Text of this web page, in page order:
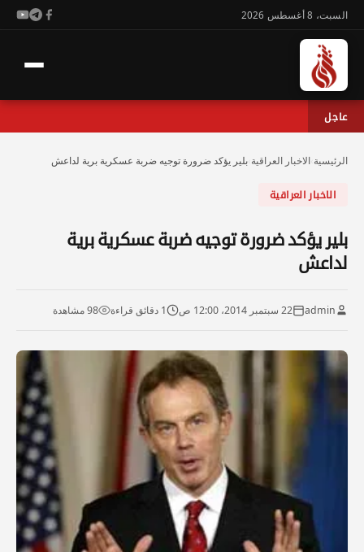
السبت، 8 أغسطس 2026
عاجل
الرئيسية الاخبار العراقية بلير يؤكد ضرورة توجيه ضربة عسكرية برية لداعش
الاخبار العراقية
بلير يؤكد ضرورة توجيه ضربة عسكرية برية
لداعش
admin 22 سبتمبر 2014، 12:00 ص 1 دقائق قراءة 98 مشاهدة